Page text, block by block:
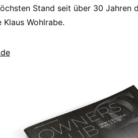
Stand seit über 30 Jahren
Wohlrabe.